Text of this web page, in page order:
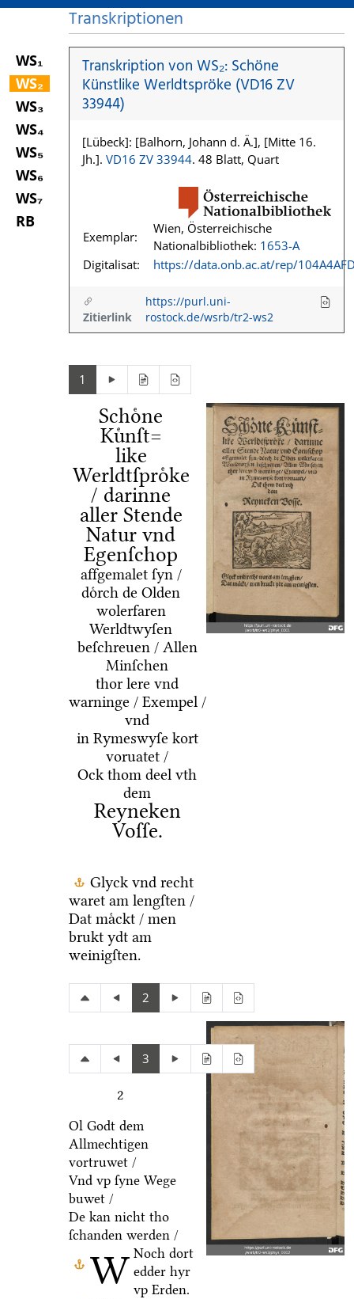
WS₁
WS₂
WS₃
WS₄
WS₅
WS₆
WS₇
RB
Transkriptionen
Transkription von WS₂: Schöne
Künstlike Werldtspröke (VD16 ZV
33944)
[Lübeck]: [Balhorn, Johann d. Ä.], [Mitte 16.
Jh.]. VD16 ZV 33944. 48 Blatt, Quart
Exemplar:
Wien, Österreichische
Nationalbibliothek: 1653-A
Digitalisat:
https://data.onb.ac.at/rep/
Zitierlink
https://purl.uni-
rostock.de/wsrb/tr2-ws2
1
Schoͤne
Kuͤnſt=
like
Werldtſproͤke
/ darinne
aller Stende
Natur vnd
Egenſchop
affgemalet ſyn /
doͤrch de Olden
wolerfaren
Werldtwyſen
beſchreuen / Allen
Minſchen
thor lere vnd
warninge / Exempel /
vnd
in Rymeswyſe kort
voruatet /
Ock thom deel vth
dem
Reyneken
Voſſe.
Glyck vnd recht
waret am lengſten /
Dat maͤckt / men
brukt ydt am
weinigſten.
2
3
2
W
Ol Godt dem
Allmechtigen
vortruwet /
Vnd vp ſyne Wege
buwet /
De kan nicht tho
ſchanden werden /
Noch dort
edder hyr
vp Erden.